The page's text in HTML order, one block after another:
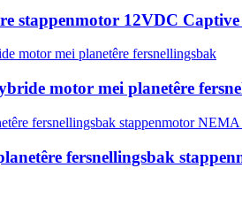
stappenmotor 12VDC Captive
motor mei planetêre
fersnellingsbak